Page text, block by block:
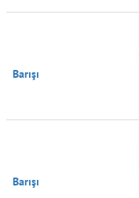
Barışı
Barışı